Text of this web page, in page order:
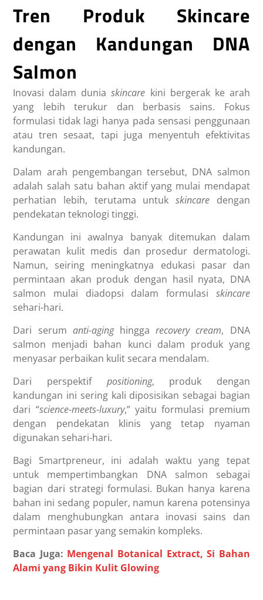
Tren Produk Skincare
dengan Kandungan DNA
Salmon
Inovasi dalam duniaskincare kini bergerak ke arah
yang lebih terukur dan berbasis sains. Fokus
formulasi tidak lagi hanya pada sensasi penggunaan
atau tren sesaat, tapi juga menyentuh efektivitas
kandungan.
Dalam arah pengembangan tersebut, DNA salmon
adalah salah satu bahan aktif yang mulai mendapat
perhatian lebih, terutama untuk skincare dengan
pendekatan teknologi tinggi.
Kandungan ini awalnya banyak ditemukan dalam
perawatan kulit medis dan prosedur dermatologi.
Namun, seiring meningkatnya edukasi pasar dan
permintaan akan produk dengan hasil nyata, DNA
salmon mulai diadopsi dalam formulasi skincare
sehari-hari.
Dari serum anti-aging hingga recovery cream, DNA
salmon menjadi bahan kunci dalam produk yang
menyasar perbaikan kulit secara mendalam.
Dari perspektifpositioning, produk dengan
kandungan ini sering kali diposisikan sebagai bagian
dari “science-meets-luxury,” yaitu formulasi premium
dengan pendekatan klinis yang tetap nyaman
digunakan sehari-hari.
Bagi Smartpreneur, ini adalah waktu yang tepat
untuk mempertimbangkan DNA salmon sebagai
bagian dari strategi formulasi. Bukan hanya karena
bahan ini sedang populer, namun karena potensinya
dalam menghubungkan antara inovasi sains dan
permintaan pasar yang semakin kompleks.
Baca Juga: Mengenal Botanical Extract, Si Bahan
Alami yang Bikin Kulit Glowing